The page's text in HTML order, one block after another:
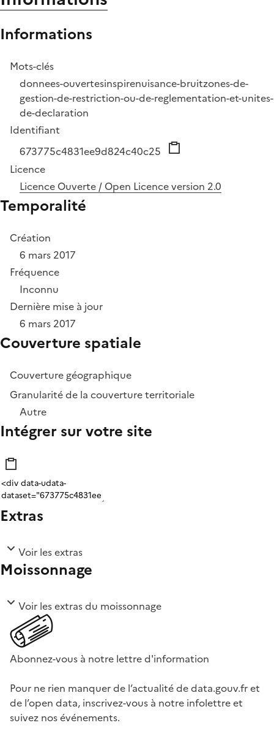
Informations
Mots-clés
donnees-ouvertesinspirenuisance-bruitzones-de-
gestion-de-restriction-ou-de-reglementation-et-unites-
de-declaration
Identifiant
673775c4831ee9d824c40c25
Licence
Licence Ouverte / Open Licence version 2.0
Temporalité
Création
6 mars 2017
Fréquence
Inconnu
Dernière mise à jour
6 mars 2017
Couverture spatiale
Couverture géographique
Granularité de la couverture territoriale
Autre
Intégrer sur votre site
Extras
Voir les extras
Moissonnage
Voir les extras du moissonnage
Abonnez-vous à notre lettre d'information
Pour ne rien manquer de l’actualité de data.gouv.fr et
de l’open data, inscrivez-vous à notre infolettre et
suivez nos événements.